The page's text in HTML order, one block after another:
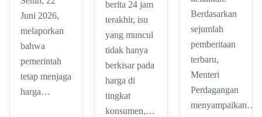
Juni 2026,
melaporkan
bahwa
pemerintah
tetap menjaga
harga…
berita 24 jam
terakhir, isu
yang muncul
tidak hanya
berkisar pada
harga di
tingkat
konsumen,…
Berdasarkan
sejumlah
pemberitaan
terbaru,
Menteri
Perdagangan
menyampaikan…